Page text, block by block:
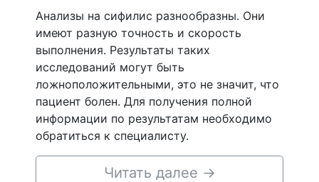
Анализы на сифилис разнообразны. Они
имеют разную точность и скорость
выполнения. Результаты таких
исследований могут быть
ложноположительными, это не значит, что
пациент болен. Для получения полной
информации по результатам необходимо
обратиться к специалисту.
Читать далее →